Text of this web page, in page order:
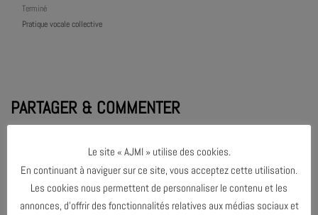
Terminé
Pratique vocale collective
PARTAGER & COMMENTER
Le site « AJMI » utilise des cookies.
En continuant à naviguer sur ce site, vous acceptez cette utilisation.
Les cookies nous permettent de personnaliser le contenu et les
annonces, d’offrir des fonctionnalités relatives aux médias sociaux et